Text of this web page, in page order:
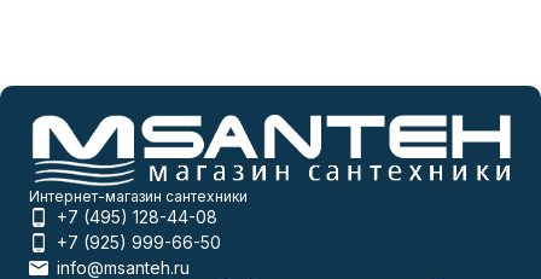
Интернет-магазин сантехники
+7 (495) 128-44-08
+7 (925) 999-66-50
info@msanteh.ru